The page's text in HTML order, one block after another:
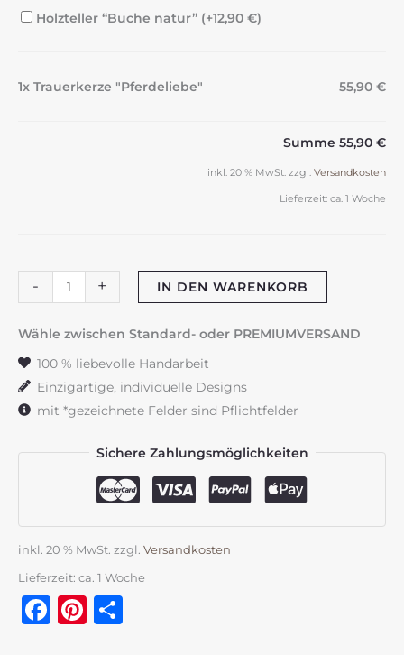
Holzteller “Buche natur” (+12,90 €)
1x Trauerkerze "Pferdeliebe" 55,90 €
Summe 55,90 €
inkl. 20 % MwSt. zzgl. Versandkosten
Lieferzeit: ca. 1 Woche
-
Trauerkerze
"Pferdeliebe"
Menge
+ IN DEN WARENKORB
Wähle zwischen Standard- oder PREMIUMVERSAND
100 % liebevolle Handarbeit
Einzigartige, individuelle Designs
mit *gezeichnete Felder sind Pflichtfelder
Sichere Zahlungsmöglichkeiten
inkl. 20 % MwSt. zzgl. Versandkosten
Lieferzeit: ca. 1 Woche
Facebook
Pinterest